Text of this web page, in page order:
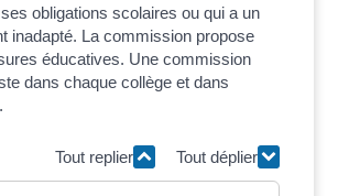
obligations scolaires ou qui a un
inadapté. La commission propose
éducatives. Une commission
dans chaque collège et dans
Tout replier Tout déplier